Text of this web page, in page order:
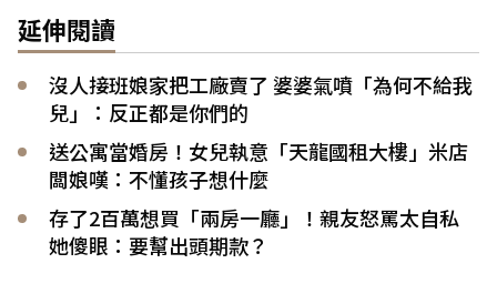
延伸閱讀
沒人接班娘家把工廠賣了 婆婆氣噴「為何不給我
兒」：反正都是你們的
送公寓當婚房！女兒執意「天龍國租大樓」米店
闆娘嘆：不懂孩子想什麼
存了2百萬想買「兩房一廳」！親友怒罵太自私
她傻眼：要幫出頭期款？